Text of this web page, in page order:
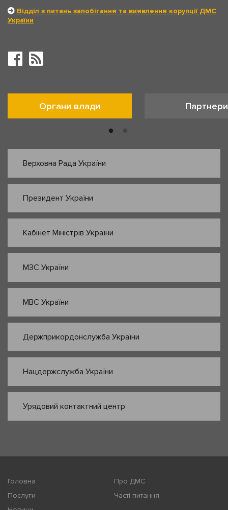
Відділ з питань запобігання та виявлення корупції ДМС
України
Органи влади Партнери
Верховна Рада України
Президент України
Кабінет Міністрів України
МЗС України
МВС України
Держприкордонслужба України
Нацдержслужба України
Урядовий контактний центр
Головна
Про ДМС
Послуги
Часті питання